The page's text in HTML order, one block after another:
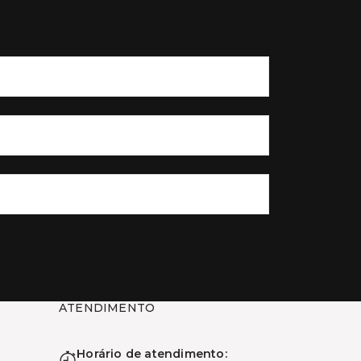
ATENDIMENTO
Horário de atendimento: